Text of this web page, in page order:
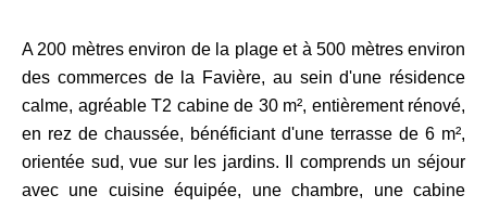
A 200 mètres environ de la plage et à 500 mètres environ
des commerces de la Favière, au sein d'une résidence
calme, agréable T2 cabine de 30 m², entièrement rénové,
en rez de chaussée, bénéficiant d'une terrasse de 6 m²,
orientée sud, vue sur les jardins. Il comprends un séjour
avec une cuisine équipée, une chambre, une cabine